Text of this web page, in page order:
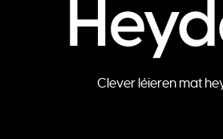
Clever léieren mat